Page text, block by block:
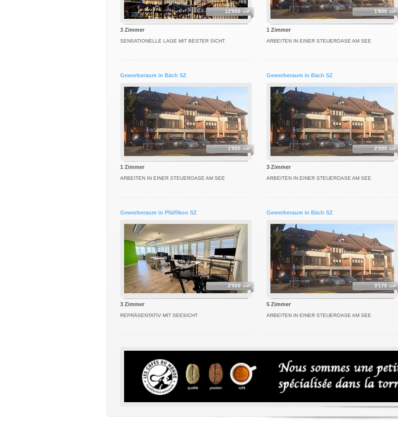
12'000 CHF
3 Zimmer
SENSATIONELLE LAGE MIT BESTER SICHT
1'800 CHF
1 Zimmer
ARBEITEN IN EINER STEUEROASE AM SEE
Gewerberaum in Bäch SZ
1'955 CHF
1 Zimmer
ARBEITEN IN EINER STEUEROASE AM SEE
Gewerberaum in Bäch SZ
2'200 CHF
3 Zimmer
ARBEITEN IN EINER STEUEROASE AM SEE
Gewerberaum in Pfäffikon SZ
2'500 CHF
3 Zimmer
REPRÄSENTATIV MIT SEESICHT
Gewerberaum in Bäch SZ
3'170 CHF
5 Zimmer
ARBEITEN IN EINER STEUEROASE AM SEE